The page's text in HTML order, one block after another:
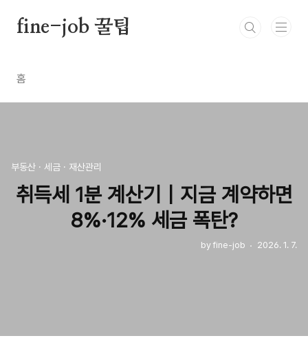
fine-job 꿀팁
홈
부동산 · 세금 · 재산관리
취득세 1분 계산기｜지금 계약하면
8%·12% 세금 폭탄?
by fine-job 2026. 1. 7.